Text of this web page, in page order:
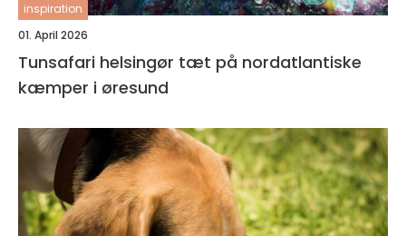
inspiration
01. April 2026
Tunsafari helsingør tæt på nordatlantiske
kæmper i øresund